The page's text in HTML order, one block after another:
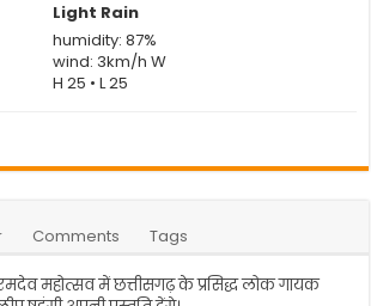
Light Rain
humidity: 87%
wind: 3km/h W
H 25 • L 25
Comments Tags
महोत्सव में छत्तीसगढ़ के प्रसिद्ध लोक गायक